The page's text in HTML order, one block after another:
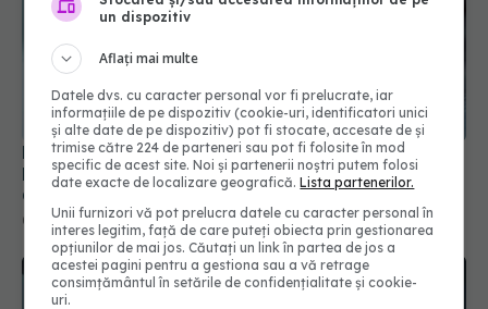
Prețuri noi și reguli schimbate la medicamente.
Planul CNAS pentru alinierea la modelele din
Germania și Franța
08 iul 2026, 18:52
un dispozitiv
Aflați mai multe
Datele dvs. cu caracter personal vor fi prelucrate, iar
informațiile de pe dispozitiv (cookie-uri, identificatori unici
și alte date de pe dispozitiv) pot fi stocate, accesate de și
trimise către 224 de parteneri sau pot fi folosite în mod
specific de acest site. Noi și partenerii noștri putem folosi
date exacte de localizare geografică.Lista partenerilor.
Unii furnizori vă pot prelucra datele cu caracter personal în
interes legitim, față de care puteți obiecta prin gestionarea
opțiunilor de mai jos. Căutați un link în partea de jos a
acestei pagini pentru a gestiona sau a vă retrage
consimțământul în setările de confidențialitate și cookie-
uri.